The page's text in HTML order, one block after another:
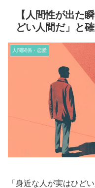
【人間性が出た
どい人間だ」と
人間関係・恋愛
「身近な人が実はひ